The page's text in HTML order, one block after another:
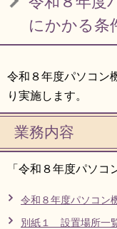
にかかる条
令和８年度パソコン
り実施します。
業務内容
「令和８年度パソコ
令和８年度パソコン
別紙１ 設置場所一